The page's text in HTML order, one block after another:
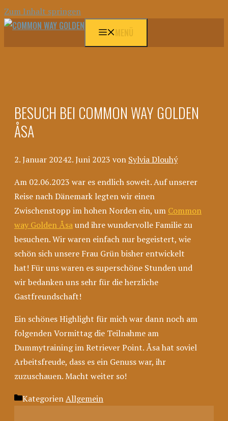
Zum Inhalt springen
MENÜ
BESUCH BEI COMMON WAY GOLDEN
ÅSA
2. Januar 20242. Juni 2023 von Sylvia Dlouhý
Am 02.06.2023 war es endlich soweit. Auf unserer
Reise nach Dänemark legten wir einen
Zwischenstopp im hohen Norden ein, um Common
way GoldenÅsaundihre wundervolle Familie zu
besuchen. Wir waren einfach nur begeistert, wie
schön sich unsere Frau Grün bisher entwickelt
hat! Für uns waren es superschöne Stunden und
wir bedanken uns sehr für die herzliche
Gastfreundschaft!
Ein schönes Highlight für mich war dann noch am
folgenden Vormittag die Teilnahme am
Dummytraining im Retriever Point.Åsahat soviel
Arbeitsfreude, dass es ein Genuss war, ihr
zuzuschauen. Macht weiter so!
KategorienAllgemein